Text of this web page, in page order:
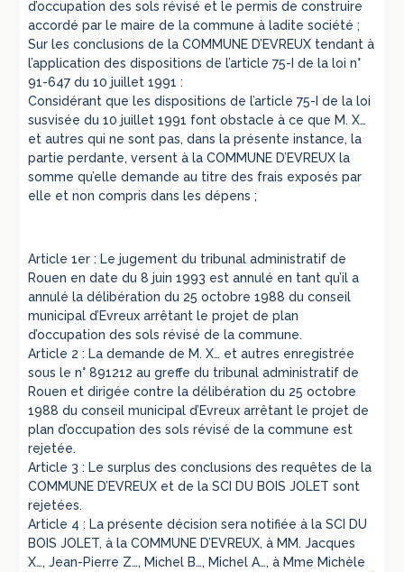
d’occupation des sols révisé et le permis de construire
accordé par le maire de la commune à ladite société ;
Sur les conclusions de la COMMUNE D’EVREUX tendant à
l’application des dispositions de l’article 75-I de la loi n°
91-647 du 10 juillet 1991 :
Considérant que les dispositions de l’article 75-I de la loi
susvisée du 10 juillet 1991 font obstacle à ce que M. X…
et autres qui ne sont pas, dans la présente instance, la
partie perdante, versent à la COMMUNE D’EVREUX la
somme qu’elle demande au titre des frais exposés par
elle et non compris dans les dépens ;
Article 1er : Le jugement du tribunal administratif de
Rouen en date du 8 juin 1993 est annulé en tant qu’il a
annulé la délibération du 25 octobre 1988 du conseil
municipal d’Evreux arrêtant le projet de plan
d’occupation des sols révisé de la commune.
Article 2 : La demande de M. X… et autres enregistrée
sous le n° 891212 au greffe du tribunal administratif de
Rouen et dirigée contre la délibération du 25 octobre
1988 du conseil municipal d’Evreux arrêtant le projet de
plan d’occupation des sols révisé de la commune est
rejetée.
Article 3 : Le surplus des conclusions des requêtes de la
COMMUNE D’EVREUX et de la SCI DU BOIS JOLET sont
rejetées.
Article 4 : La présente décision sera notifiée à la SCI DU
BOIS JOLET, à la COMMUNE D’EVREUX, à MM. Jacques
X…, Jean-Pierre Z…, Michel B…, Michel A…, à Mme Michèle